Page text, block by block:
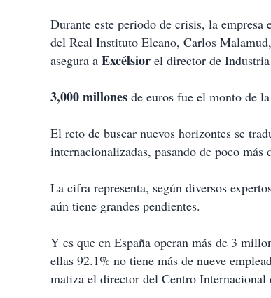
Durante este periodo de crisis, la empresa
del Real Instituto Elcano, Carlos
asegura a Excélsior el director de
3,000 millones de euros fue el monto de
El reto de buscar nuevos horizontes se
internacionalizadas, pasando de poco
La cifra representa, según diversos
aún tiene grandes pendientes.
Y es que en España operan más de 3
ellas 92.1% no tiene más de nueve
matiza el director del Centro